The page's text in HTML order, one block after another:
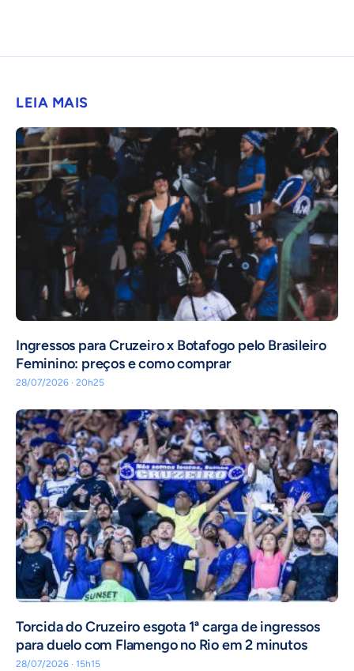
LEIA MAIS
Ingressos para Cruzeiro x Botafogo pelo Brasileiro
Feminino: preços e como comprar
28/07/2026 · 20h25
Torcida do Cruzeiro esgota 1ª carga de ingressos
para duelo com Flamengo no Rio em 2 minutos
28/07/2026 · 15h15